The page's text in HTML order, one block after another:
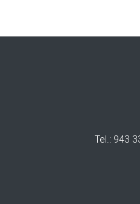
Tel.: 943